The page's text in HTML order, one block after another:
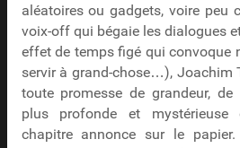
aléatoires ou gadgets, voire peu
voix-off qui bégaie les dialogues
effet de temps figé qui convoque
servir à grand-chose…), Joachim
toute promesse de grandeur, de
plus profonde et
chapitre annonce sur le